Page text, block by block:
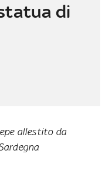
di
allestito da